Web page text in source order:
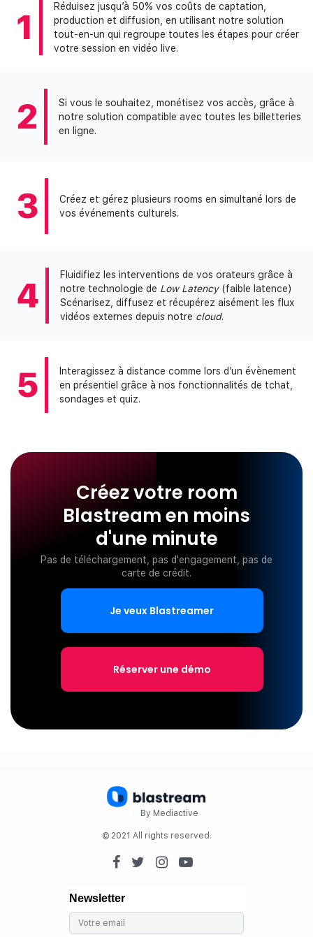
1
Réduisez jusqu’à 50% vos coûts de captation,
production et diffusion, en utilisant notre solution
tout-en-un qui regroupe toutes les étapes pour créer
votre session en vidéo live.
2
Si vous le souhaitez, monétisez vos accès, grâce à
notre solution compatible avec toutes les billetteries
en ligne.
3
Créez et gérez plusieurs rooms en simultané lors de
vos événements culturels.
4
Fluidifiez les interventions de vos orateurs grâce à
notre technologie de Low Latency(faible latence)
Scénarisez, diffusez et récupérez aisément les flux
vidéos externes depuis notre cloud.
5
Interagissez à distance comme lors d’un évènement
en présentiel grâce à nos fonctionnalités de tchat,
sondages et quiz.
Créez votre room
Blastream en moins
d'une minute
Pas de téléchargement, pas d'engagement, pas de
carte de crédit.
Je veux Blastreamer
Réserver une démo
By Mediactive
© 2021 All rights reserved.